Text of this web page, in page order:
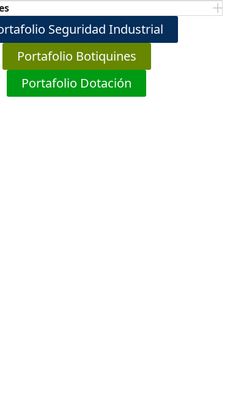
Seguridad Industrial
Portafolio Botiquines
Portafolio Dotación